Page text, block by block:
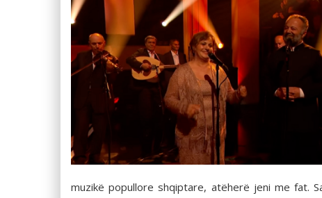
muzikë popullore shqiptare, atëherë jeni me fat.